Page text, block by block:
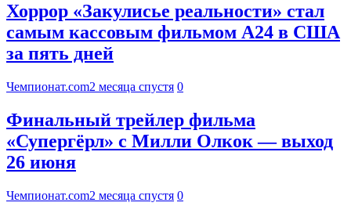
Хоррор «Закулисье реальности» стал
самым кассовым фильмом А24 в США
за пять дней
Чемпионат.com2 месяца спустя 0
Финальный трейлер фильма
«Супергёрл» с Милли Олкок — выход
26 июня
Чемпионат.com2 месяца спустя 0